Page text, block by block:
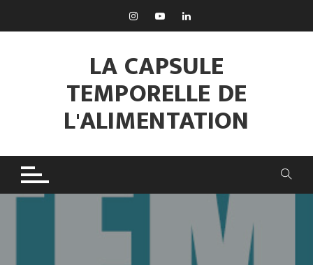
LA CAPSULE
TEMPORELLE DE
L'ALIMENTATION